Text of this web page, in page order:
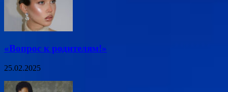
«Вопрос к родителям!»
25.02.2025